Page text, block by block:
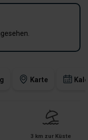
Karte
3 km zur Küste